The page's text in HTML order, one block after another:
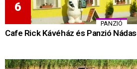
PANZIÓ
Cafe Rick Kávéház és Panzió